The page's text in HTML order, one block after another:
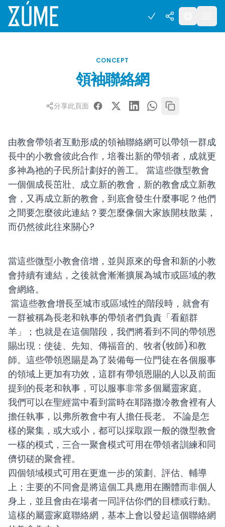
CONCEPT
領袖聯絡網
分享此頁面
由教會帶領者互動形成的領袖聯絡網可以帶領一群成
長中的小教會彼此合作，培養出新的帶領者，成就更
多神為祂的子民所計劃好的善工。 當這些微型教會
一個個成長茁壯、成立新的教會，新的教會成立新教
會，又再成立新的教會，到底會發生什麼事呢？他們
之間要怎麼彼此連結？要怎麼像個大家族開枝散葉，
而仍然彼此往來關心?
當這些微型小教會倍增，並與原來的母會和新的小教
會持續有連結，之後就會漸漸擴展為城市或區域的教
會網絡。
當這些教會增長至城市或區域性的階段時，就會有
一群被稱為長老和執事的帶領者們負責「看顧群
羊」；也就是在這個階段，我們將看到不同的帶領恩
賜出現：使徒、先知、傳福音的、牧者(牧師)和教
師。這些帶領恩賜是為了裝備每一位門徒在各個服事
的領域上更加有功效，這群有帶領恩賜的人以及前面
提到的長老和執事，可以服事非常多個屬靈家庭。
我們可以在聖經當中看到當時在耶路撒冷教會裡有人
擔任執事，以弗所教會中有人擔任長老。
不論是怎
樣的聚集，或大或小，都可以採取跟一般的微型教會
一樣的模式，三合一聚會模式可用在帶領者訓練和同
儕切磋的聚會裡。
四個領域模式可用在更進一步的策劃、評估、輔導
上；主要的不同會是將這個工具應用在團體而非個人
身上，並且會由在場者一同評估你們的目標或行動。
這樣的屬靈家庭聯絡網，基本上會以發起這個聯絡網